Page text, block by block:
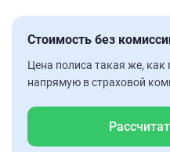
Стоимость без
Цена полиса такая же,
напрямую в страховой